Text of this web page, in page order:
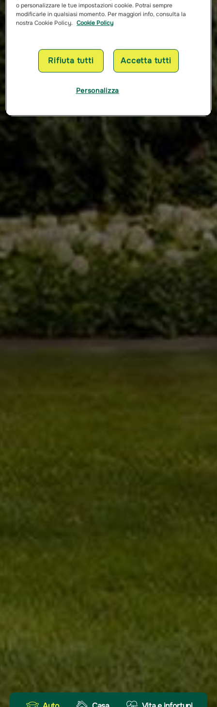
o personalizzare le tue impostazioni cookie. Potrai sempre
modificarle in qualsiasi momento. Per maggiori info, consulta la
nostra Cookie Policy. Cookie Policy
Rifiuta tutti Accetta tutti
Personalizza